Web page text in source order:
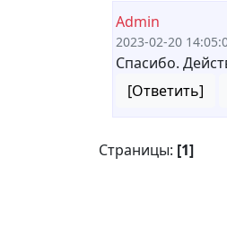
Admin
2023-02-20
Спасибо.
[Ответить]
Страницы: [1]